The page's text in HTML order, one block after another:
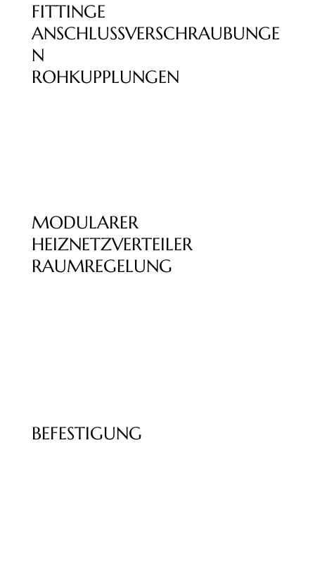
MODULARER
HEIZNETZVERTEILER
RAUMREGELUNG
BEFESTIGUNG
FITTINGE
ANSCHLUSSVERSCHRAUBUNGE
N
ROHKUPPLUNGEN